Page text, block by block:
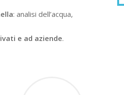
: analisi dell’acqua,
e ad aziende.